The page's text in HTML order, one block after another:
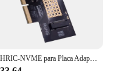
TISHRIC-NVME para Placa Adaptadora PCIE 4X, SSD, Cartão de Expansão Universal, Porta Única, 4X, 8X, 16X